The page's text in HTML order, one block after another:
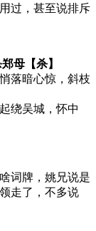
过，甚至说排斥
母【杀】
落暗心惊，斜枝
绕吴城，怀中
词牌，姚兄说是
走了，不多说